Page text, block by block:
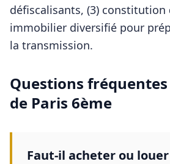
défiscalisants, (3)
immobilier diversifié pour
la transmission.
Questions fréquentes
de Paris 6ème
Faut-il acheter ou